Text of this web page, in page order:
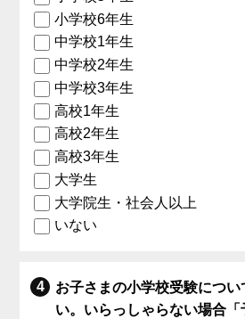
小学校6年生
中学校1年生
中学校2年生
中学校3年生
高校1年生
高校2年生
高校3年生
大学生
大学院生・社会人以上
いない
お子さまの小学校受験につい
い。いらっしゃらない場合「